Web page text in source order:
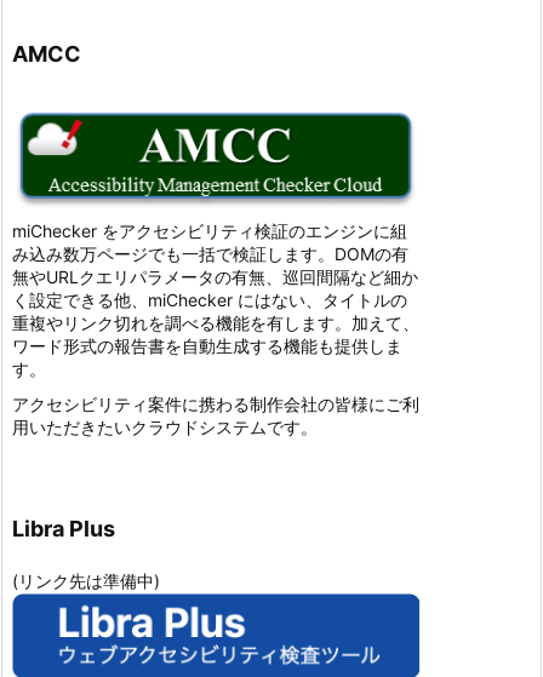
AMCC
miChecker をアクセシビリティ検証のエンジンに組
み込み数万ページでも一括で検証します。DOMの有
無やURLクエリパラメータの有無、巡回間隔など細か
く設定できる他、miChecker にはない、タイトルの
重複やリンク切れを調べる機能を有します。加えて、
ワード形式の報告書を自動生成する機能も提供しま
す。
アクセシビリティ案件に携わる制作会社の皆様にご利
用いただきたいクラウドシステムです。
Libra Plus
(リンク先は準備中)